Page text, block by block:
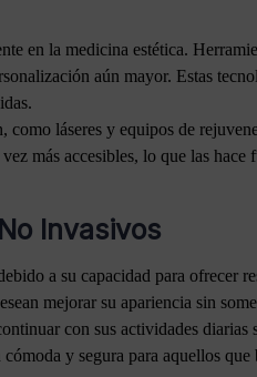
en la medicina estética.
aún mayor. Estas
láseres y equipos de
más accesibles, lo que las
Invasivos
a su capacidad para ofrecer
mejorar su apariencia sin
con sus actividades
y segura para aquellos que